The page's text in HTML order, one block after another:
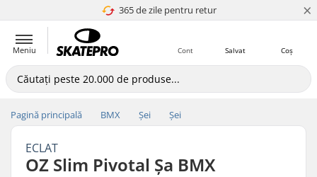
365 de zile pentru retur
4.8 a 5 ×
Meniu Coș
Salvat
Cont
Pagină principală BMX Șei Șei
ECLAT
OZ Slim Pivotal Șa BMX